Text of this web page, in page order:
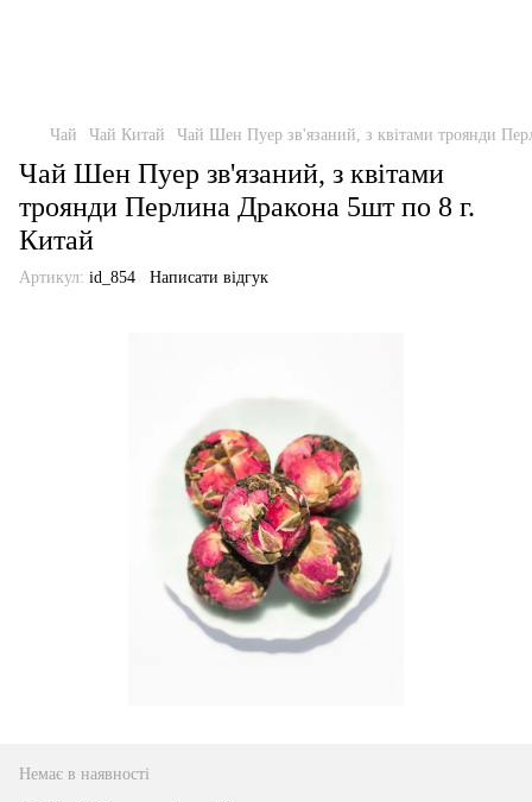
Чай Чай Китай Чай Шен Пуер зв'язаний, з квітами троянди
Чай Шен Пуер зв'язаний, з квітами
троянди Перлина Дракона 5шт по 8 г.
Китай
Артикул: id_854 Написати відгук
Немає в наявності